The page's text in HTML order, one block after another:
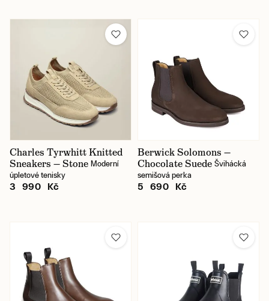
Charles Tyrwhitt Knitted
Sneakers — Stone Moderní
úpletové tenisky
3 990 Kč
Berwick Solomons —
Chocolate Suede Švihácká
semišová perka
5 690 Kč